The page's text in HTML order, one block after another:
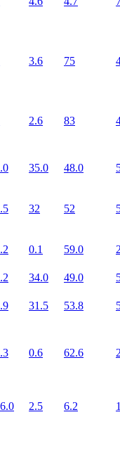
3.6 75
2.6 83
35.0 48.0
32 52
0.1 59.0
34.0 49.0
31.5 53.8
0.6 62.6
2.5 6.2